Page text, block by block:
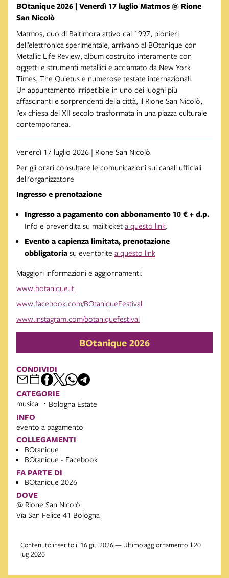
BOtanique 2026 | Venerdì 17 luglio Matmos @ Rione
San Nicolò
Matmos, duo di Baltimora attivo dal 1997, pionieri
dell’elettronica sperimentale, arrivano al BOtanique con
Metallic Life Review, album costruito interamente con
oggetti e strumenti metallici e acclamato da New York
Times, The Quietus e numerose testate internazionali.
Un appuntamento irripetibile in uno dei luoghi più
affascinanti e sorprendenti della città, il Rione San Nicolò,
l’ex chiesa del XII secolo trasformata in una piazza culturale
contemporanea.
Venerdì 17 luglio 2026 | Rione San Nicolò
Per gli orari consultare le comunicazioni sui canali ufficiali
dell'organizzatore
Ingresso e prenotazione
Ingresso a pagamento con abbonamento 10 € + d.p.
Info e prevendita su mailticket a questo link.
Evento a capienza limitata, prenotazione
obbligatoria su eventbrite a questo link
Maggiori informazioni e aggiornamenti:
www.botanique.it
www.facebook.com/BOtaniqueFestival
www.instagram.com/botaniquefestival
BOtanique 2026
CONDIVIDI
CATEGORIE
musica Bologna Estate
INFO
evento a pagamento
COLLEGAMENTI
BOtanique
BOtanique - Facebook
FA PARTE DI
BOtanique 2026
DOVE
@ Rione San Nicolò
Via San Felice 41 Bologna
Contenuto inserito il 16 giu 2026 — Ultimo aggiornamento il 20
lug 2026